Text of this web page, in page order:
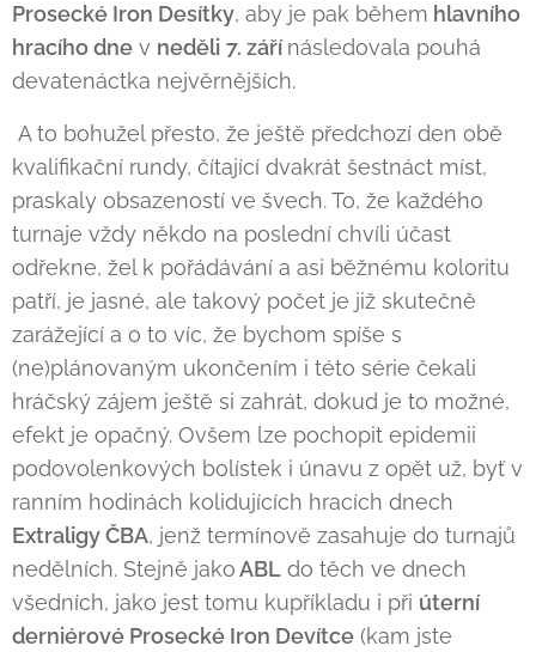
Prosecké Iron Desítky, aby je pak během hlavního
hracího dne v neděli 7. září následovala pouhá
devatenáctka nejvěrnějších.
A to bohužel přesto, že ještě předchozí den obě
kvalifikační rundy, čítající dvakrát šestnáct míst,
praskaly obsazeností ve švech. To, že každého
turnaje vždy někdo na poslední chvíli účast
odřekne, žel k pořádávání a asi běžnému koloritu
patří, je jasné, ale takový počet je již skutečně
zarážející a o to víc, že bychom spíše s
(ne)plánovaným ukončením i této série čekali
hráčský zájem ještě si zahrát, dokud je to možné,
efekt je opačný. Ovšem lze pochopit epidemii
podovolenkových bolístek i únavu z opět už, byť v
ranním hodinách kolidujících hracích dnech
Extraligy ČBA, jenž termínově zasahuje do turnajů
nedělních. Stejně jakoABL do těch ve dnech
všedních, jako jest tomu kupříkladu i při úterní
derniérové Prosecké Iron Devítce (kam jste